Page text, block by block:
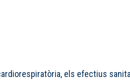
els efectius